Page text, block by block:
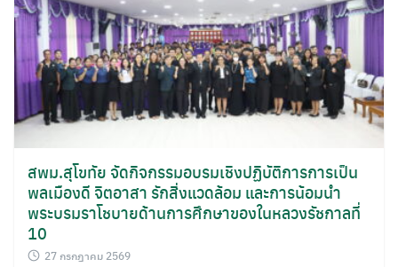
สพม.สุโขทัย จัดกิจกรรมอบรมเชิงปฏิบัติการการเป็น
พลเมืองดี จิตอาสา รักสิ่งแวดล้อม และการน้อมนำ
พระบรมราโชบายด้านการศึกษาของในหลวงรัชกาลที่
10
27 กรกฎาคม 2569